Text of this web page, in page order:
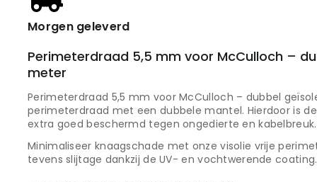
Morgen geleverd
Perimeterdraad 5,5 mm voor McCulloch –
meter
Perimeterdraad 5,5 mm voor McCulloch – dubbel
perimeterdraad met een dubbele mantel. Hierdoor is
extra goed beschermd tegen ongedierte en kabelbreuk.
Minimaliseer knaagschade met onze visolie vrije
tevens slijtage dankzij de UV- en vochtwerende coating.